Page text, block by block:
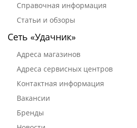
Справочная информация
Статьи и обзоры
Сеть «Удачник»
Адреса магазинов
Адреса сервисных центров
Контактная информация
Вакансии
Бренды